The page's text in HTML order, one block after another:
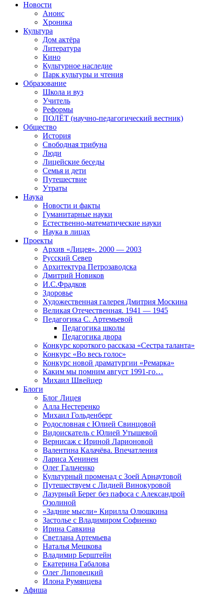
Новости
Анонс
Хроника
Культура
Дом актёра
Литература
Кино
Культурное наследие
Парк культуры и чтения
Образование
Школа и вуз
Учитель
Реформы
ПОЛЁТ (научно-педагогический вестник)
Общество
История
Свободная трибуна
Люди
Лицейские беседы
Семья и дети
Путешествие
Утраты
Наука
Новости и факты
Гуманитарные науки
Естественно-математические науки
Наука в лицах
Проекты
Архив «Лицея». 2000 — 2003
Русский Север
Архитектура Петрозаводска
Дмитрий Новиков
И.С.Фрадков
Здоровье
Художественная галерея Дмитрия Москина
Великая Отечественная. 1941 — 1945
Педагогика С. Артемьевой
Педагогика школы
Педагогика двора
Конкурс короткого рассказа «Сестра таланта»
Конкурс «Во весь голос»
Конкурс новой драматургии «Ремарка»
Каким мы помним август 1991-го…
Михаил Швейцер
Блоги
Блог Лицея
Алла Нестеренко
Михаил Гольденберг
Родословная с Юлией Свинцовой
Видоискатель с Юлией Утышевой
Вернисаж с Ириной Ларионовой
Валентина Калачёва. Впечатления
Лариса Хенинен
Олег Гальченко
Культурный променад с Зоей Арнаутовой
Путешествуем с Лидией Винокуровой
Лазурный Берег без пафоса с Александрой
Озолиной
«Задние мысли» Кирилла Олюшкина
Застолье с Владимиром Софиенко
Ирина Савкина
Светлана Артемьева
Наталья Мешкова
Владимир Берштейн
Екатерина Габалова
Олег Липовецкий
Илона Румянцева
Афиша